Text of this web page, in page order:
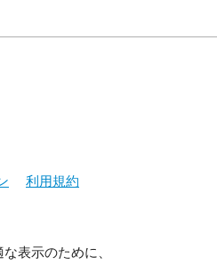
利用規約
表示のために、